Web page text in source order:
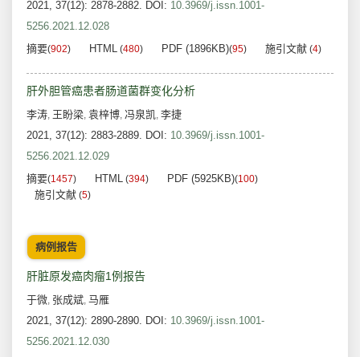
2021, 37(12): 2878-2882. DOI: 10.3969/j.issn.1001-
5256.2021.12.028
摘要(902) HTML (480) PDF (1896KB)(95) 施引文献 (4)
肝外胆管癌患者肠道菌群变化分析
李涛, 王盼梁, 袁梓博, 冯泉凯, 李捷
2021, 37(12): 2883-2889. DOI: 10.3969/j.issn.1001-
5256.2021.12.029
摘要(1457) HTML (394) PDF (5925KB)(100)
施引文献 (5)
病例报告
肝脏原发癌肉瘤1例报告
于微, 张成斌, 马雁
2021, 37(12): 2890-2890. DOI: 10.3969/j.issn.1001-
5256.2021.12.030